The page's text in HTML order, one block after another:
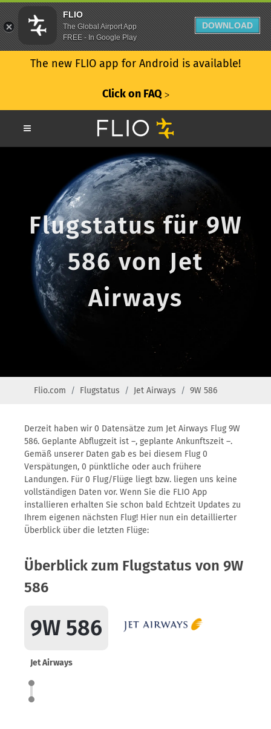
The new FLIO app for Android is available!
Click on FAQ ᐳ
Flugstatus für 9W
586 von Jet
Airways
Flio.com Flugstatus Jet Airways 9W 586
Derzeit haben wir 0 Datensätze zum Jet Airways Flug 9W
586. Geplante Abflugzeit ist –, geplante Ankunftszeit –.
Gemäß unserer Daten gab es bei diesem Flug 0
Verspätungen, 0 pünktliche oder auch frühere
Landungen. Für 0 Flug/Flüge liegt bzw. liegen uns keine
vollständigen Daten vor. Wenn Sie die FLIO App
installieren erhalten Sie schon bald Echtzeit Updates zu
Ihrem eigenen nächsten Flug! Hier nun ein detaillierter
Überblick über die letzten Flüge:
Überblick zum Flugstatus von 9W
586
9W 586
Jet Airways
FLIO
The Global Airport App
FREE - In Google Play
DOWNLOAD